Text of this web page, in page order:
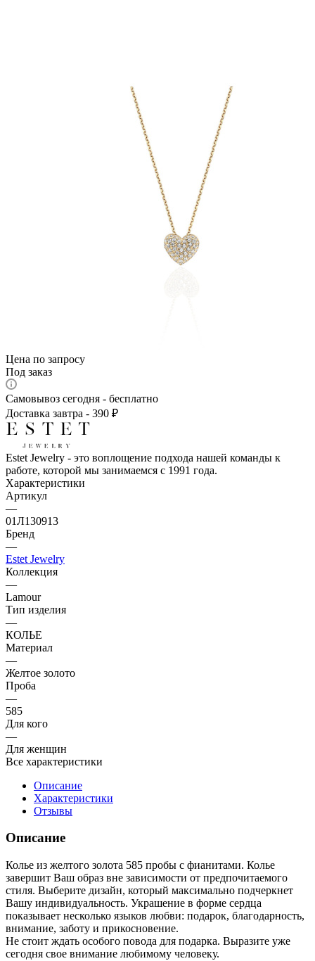
Цена по запросу
Под заказ
Самовывоз сегодня - бесплатно
Доставка завтра - 390 ₽
Estet Jewelry - это воплощение подхода нашей команды к
работе, которой мы занимаемся с 1991 года.
Характеристики
Артикул
—
01Л130913
Бренд
—
Estet Jewelry
Коллекция
—
Lamour
Тип изделия
—
КОЛЬЕ
Материал
—
Желтое золото
Проба
—
585
Для кого
—
Для женщин
Все характеристики
Описание
Характеристики
Отзывы
Описание
Колье из желтого золота 585 пробы с фианитами. Колье
завершит Ваш образ вне зависимости от предпочитаемого
стиля. Выберите дизайн, который максимально подчеркнет
Вашу индивидуальность. Украшение в форме сердца
показывает несколько языков любви: подарок, благодарность,
внимание, заботу и прикосновение.
Не стоит ждать особого повода для подарка. Выразите уже
сегодня свое внимание любимому человеку.